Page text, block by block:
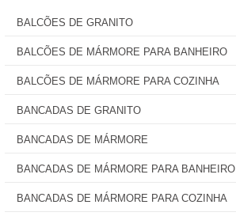
BALCÕES DE GRANITO
BALCÕES DE MÁRMORE PARA BANHEIRO
BALCÕES DE MÁRMORE PARA COZINHA
BANCADAS DE GRANITO
BANCADAS DE MÁRMORE
BANCADAS DE MÁRMORE PARA BANHEIRO
BANCADAS DE MÁRMORE PARA COZINHA